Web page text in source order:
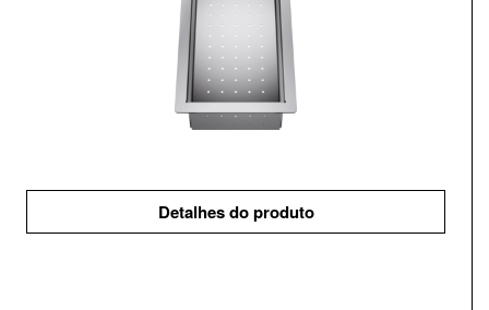
Detalhes do produto